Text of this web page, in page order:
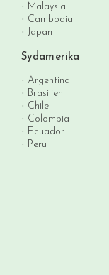
Malaysia
Cambodia
Japan
Sydamerika
Argentina
Brasilien
Chile
Colombia
Ecuador
Peru